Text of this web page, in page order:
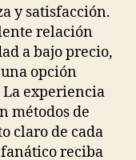
y satisfacción.
relación
a bajo precio,
opción
experiencia
métodos de
claro de cada
reciba